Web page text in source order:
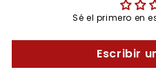
Sé el primero en
Escribir